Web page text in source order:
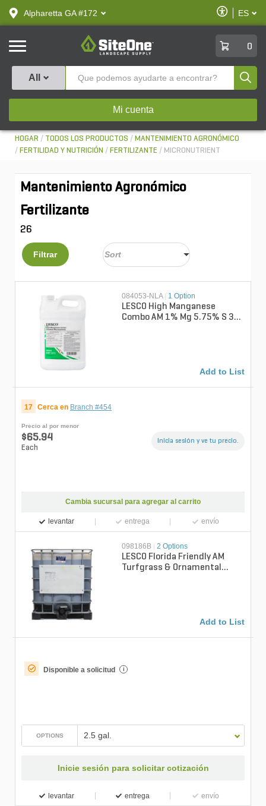
text.skipToContent
text.skipToNavigation
Alpharetta GA #172
Habilitar
ES
SiteOne
0
All
Mi cuenta
HOGAR TODOS LOS PRODUCTOS
MANTENIMIENTO AGRONÓMICO
FERTILIDAD Y NUTRICIÓN
FERTILIZANTE MICRONUTRIENT
Mantenimiento Agronómico
Fertilizante
26
Filtrar
084053-NLA 1 Option
LESCO High Manganese
Combo AM 1% Mg 5.75% S 3%
Add to List
17 Cerca en Branch #454
Precio al por menor
$65.94
Each
Inicia sesión y ve tu precio.
Cambia sucursal para agregar al carrito
levantar entrega envío
098186B | 2 Options
LESCO Florida Friendly AM
Turfgrass & Ornamental
Add to List
Disponible a solicitud i
OPTIONS 2.5 gal.
Inicie sesión para solicitar cotización
levantar entrega envío